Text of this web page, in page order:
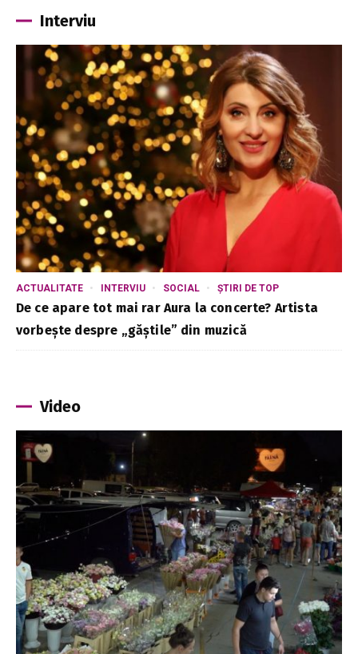
Interviu
ACTUALITATE INTERVIU SOCIAL ȘTIRI DE TOP
De ce apare tot mai rar Aura la concerte? Artista
vorbește despre „găștile” din muzică
Video